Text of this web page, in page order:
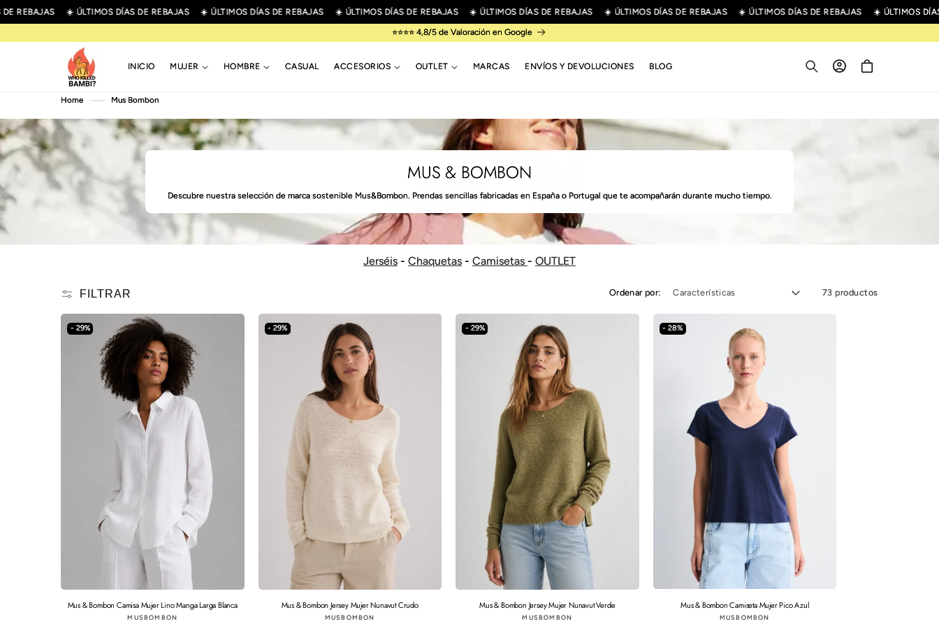
☀️ ÚLTIMOS DÍAS DE REBAJAS ☀️ ÚLTIMOS DÍAS DE REBAJAS ☀️ ÚLTIMOS DÍAS DE REBAJAS ☀️ ÚLTIMOS DÍAS DE REBAJAS ☀️ ÚLTIMOS DÍAS DE REBAJAS ☀️ ÚLTIMOS DÍAS DE REBAJAS ☀️ ÚLTIMOS DÍAS DE
⭐⭐⭐⭐ 4,8/5 de Valoración en Google
INICIO MUJER HOMBRE CASUAL ACCESORIOS OUTLET MARCAS ENVÍOS Y DEVOLUCIONES BLOG
Iniciar
sesión
Carrito
Home Mus Bombon
MUS & BOMBON
Descubre nuestra selección de marca sostenible Mus&Bombon. Prendas sencillas fabricadas en España o Portugal que te acompañarán durante mucho tiempo.
Jerséis - Chaquetas - Camisetas - OUTLET
FILTRAR Ordenar por: 73 productos
- 29%
Mus & Bombon Camisa Mujer Lino Manga Larga Blanca
Proveedor:
MUSBOMBON
- 29%
Mus & Bombon Jersey Mujer Nunavut Crudo
Proveedor:
MUSBOMBON
- 29%
Mus & Bombon Jersey Mujer Nunavut Verde
Proveedor:
MUSBOMBON
- 28%
Mus & Bombon Camiseta Mujer Pico Azul
Proveedor:
MUSBOMBON